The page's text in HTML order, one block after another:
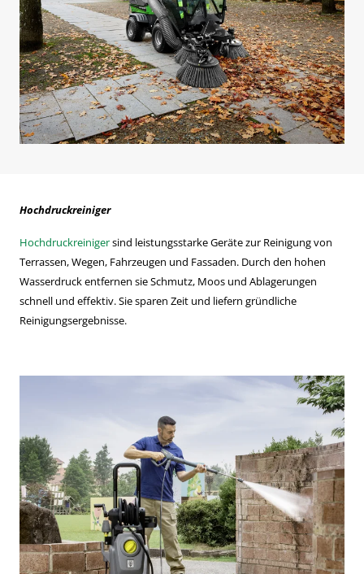
Hochdruckreiniger
Hochdruckreinigersind leistungsstarke Geräte zur Reinigung von
Terrassen, Wegen, Fahrzeugen und Fassaden. Durch den hohen
Wasserdruck entfernen sie Schmutz, Moos und Ablagerungen
schnell und effektiv. Sie sparen Zeit und liefern gründliche
Reinigungsergebnisse.